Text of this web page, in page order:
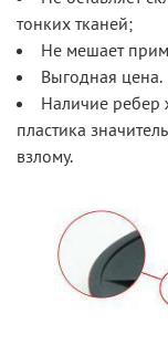
тонких тканей;
Не мешает
Выгодная цена.
Наличие ребер
пластика
взлому.